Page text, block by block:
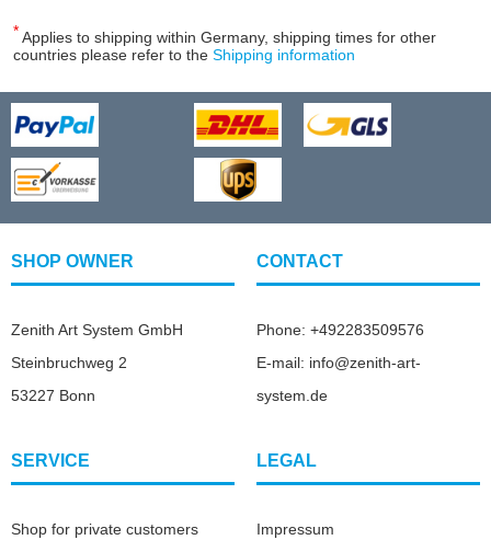
*Applies to shipping within Germany, shipping times for other
countries please refer to the Shipping information
SHOP OWNER
Zenith Art System GmbH
Steinbruchweg 2
53227 Bonn
CONTACT
Phone: +492283509576
E-mail: info@zenith-art-
system.de
SERVICE
Shop for private customers
LEGAL
Impressum